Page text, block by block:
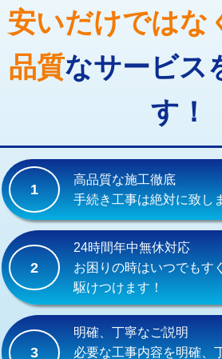
廃棄・処分
止水・漏水調査・防水処理・清掃・修
理・調整・分解・加工など（重作業）
その他部品の脱着
交換・取付(単水栓（壁付・デッキ
式）)
交換・取付(混合水栓（壁付・デッキ
式・ワンホール）)
交換・取付(排水栓・排水トラップ
（P/S/ポップアップ））
交換・取付（その他部品）
持込商品取付（単水栓）
安いだけではな
品質なサービス
す！
1
高品質な施工徹底
手続き工事は絶対に致し
2
24時間年中無休対応
お困りの時はいつでもす
駆けつけます！
3
明確、丁寧なご説明
必要な工事内容を明確、